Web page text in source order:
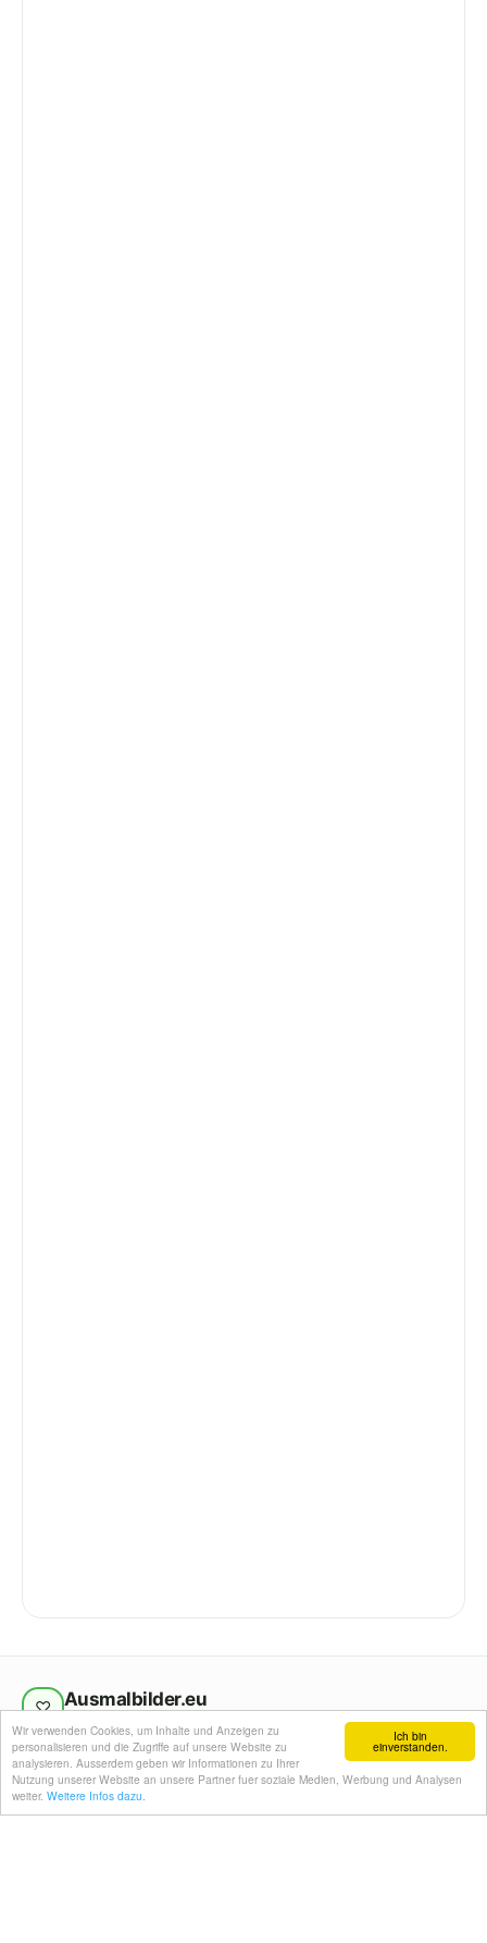
Ich bin
einverstanden.
Wir verwenden Cookies, um Inhalte und Anzeigen zu
personalisieren und die Zugriffe auf unsere Website zu
analysieren. Ausserdem geben wir Informationen zu Ihrer
Nutzung unserer Website an unsere Partner fuer soziale Medien, Werbung und Analysen
weiter. Weitere Infos dazu.
♡ Ausmalbilder.eu
Kostenlose Ausmalbilder und Kalendervorlagen für
Kinder und Erwachsene.